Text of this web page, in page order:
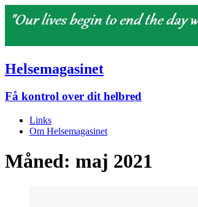
Helsemagasinet
Få kontrol over dit helbred
Links
Om Helsemagasinet
Måned: maj 2021